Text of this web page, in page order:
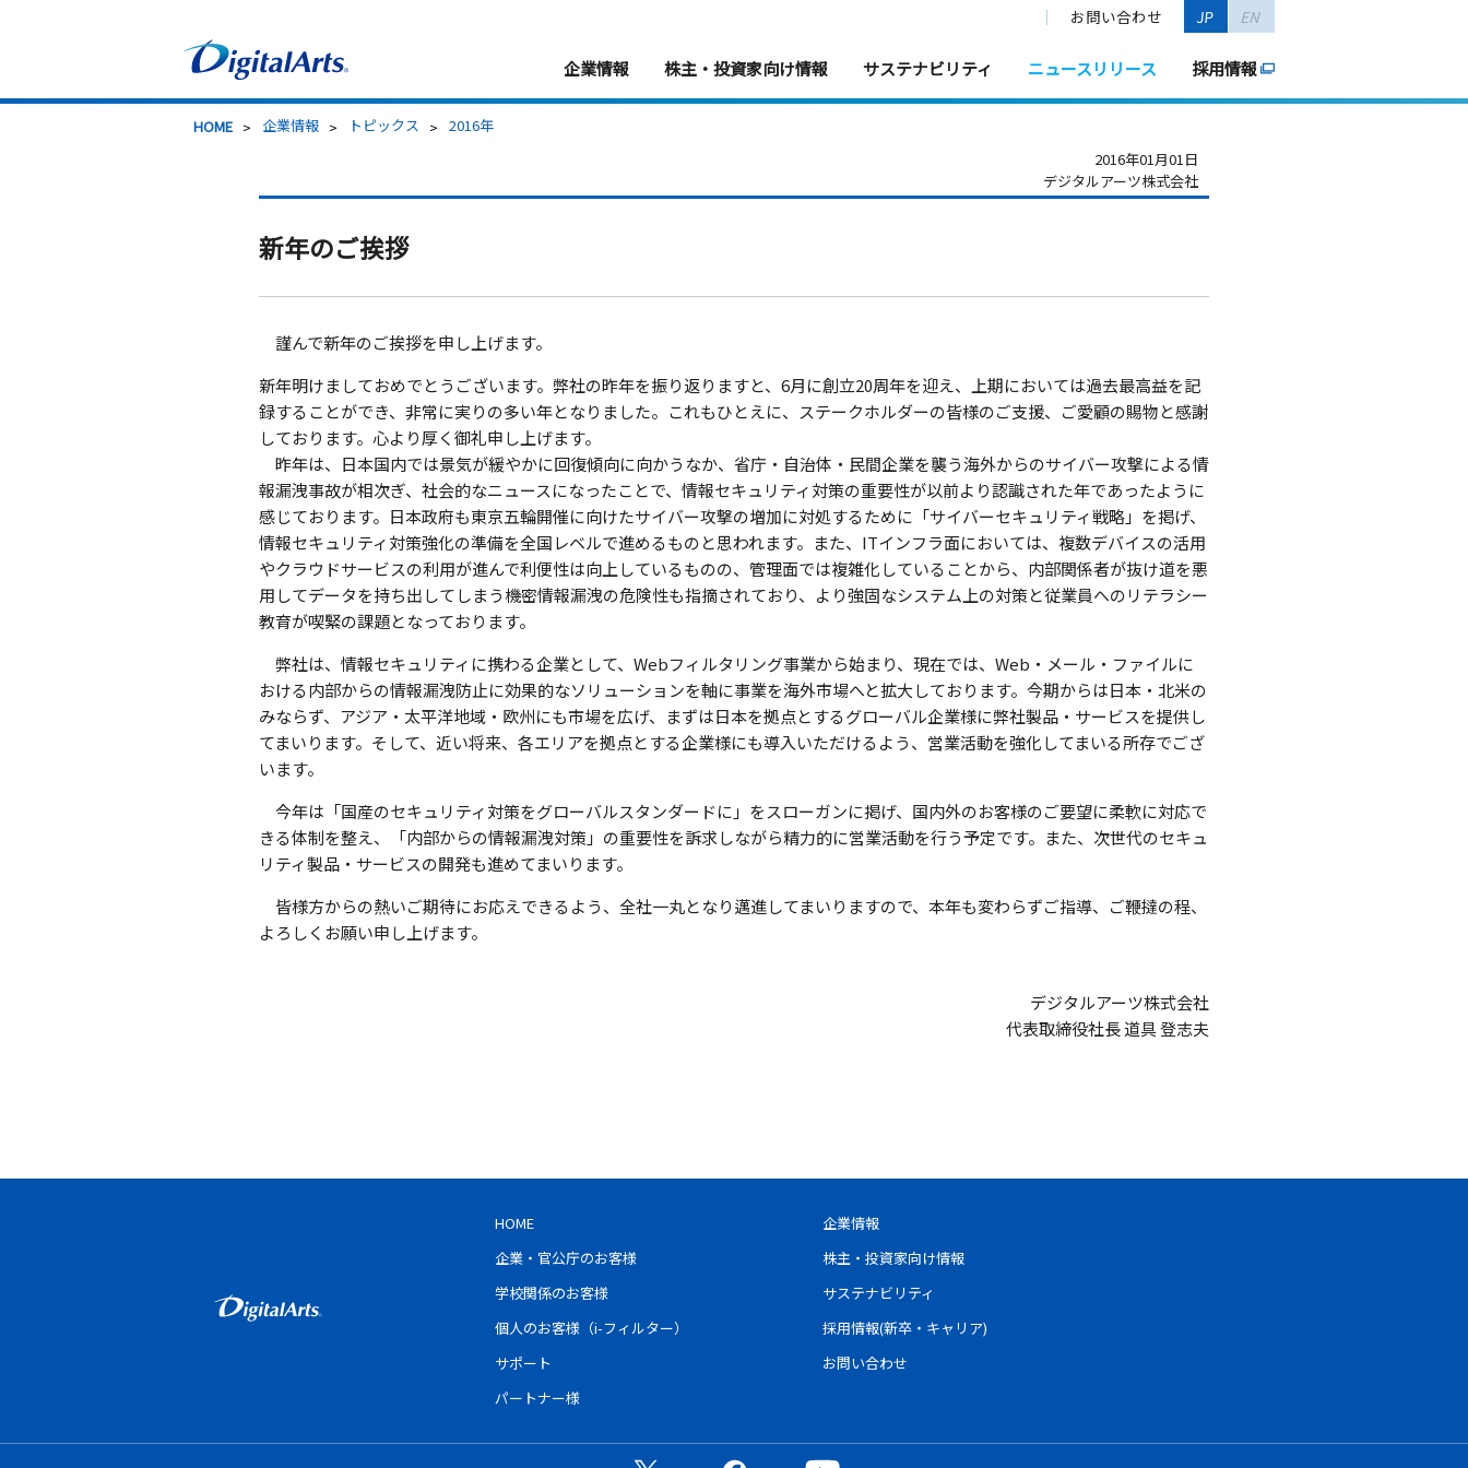
お問い合わせ JP EN
企業情報 株主・投資家向け情報 サステナビリティ ニュースリリース 採用情報
HOME 企業情報 トピックス
2016年
2016年01月01日
デジタルアーツ株式会社
新年のご挨拶
謹んで新年のご挨拶を申し上げます。
新年明けましておめでとうございます。弊社の昨年を振り返りますと、6月に創立20周年を迎え、上期においては過去最高益を記
録することができ、非常に実りの多い年となりました。これもひとえに、ステークホルダーの皆様のご支援、ご愛顧の賜物と感謝
しております。心より厚く御礼申し上げます。
昨年は、日本国内では景気が緩やかに回復傾向に向かうなか、省庁・自治体・民間企業を襲う海外からのサイバー攻撃による情
報漏洩事故が相次ぎ、社会的なニュースになったことで、情報セキュリティ対策の重要性が以前より認識された年であったように
感じております。日本政府も東京五輪開催に向けたサイバー攻撃の増加に対処するために「サイバーセキュリティ戦略」を掲げ、
情報セキュリティ対策強化の準備を全国レベルで進めるものと思われます。また、ITインフラ面においては、複数デバイスの活用
やクラウドサービスの利用が進んで利便性は向上しているものの、管理面では複雑化していることから、内部関係者が抜け道を悪
用してデータを持ち出してしまう機密情報漏洩の危険性も指摘されており、より強固なシステム上の対策と従業員へのリテラシー
教育が喫緊の課題となっております。
弊社は、情報セキュリティに携わる企業として、Webフィルタリング事業から始まり、現在では、Web・メール・ファイルに
おける内部からの情報漏洩防止に効果的なソリューションを軸に事業を海外市場へと拡大しております。今期からは日本・北米の
みならず、アジア・太平洋地域・欧州にも市場を広げ、まずは日本を拠点とするグローバル企業様に弊社製品・サービスを提供し
てまいります。そして、近い将来、各エリアを拠点とする企業様にも導入いただけるよう、営業活動を強化してまいる所存でござ
います。
今年は「国産のセキュリティ対策をグローバルスタンダードに」をスローガンに掲げ、国内外のお客様のご要望に柔軟に対応で
きる体制を整え、「内部からの情報漏洩対策」の重要性を訴求しながら精力的に営業活動を行う予定です。また、次世代のセキュ
リティ製品・サービスの開発も進めてまいります。
皆様方からの熱いご期待にお応えできるよう、全社一丸となり邁進してまいりますので、本年も変わらずご指導、ご鞭撻の程、
よろしくお願い申し上げます。
デジタルアーツ株式会社
代表取締役社長 道具 登志夫
HOME
企業・官公庁のお客様
学校関係のお客様
個人のお客様（i-フィルター）
サポート
パートナー様
企業情報
株主・投資家向け情報
サステナビリティ
採用情報(新卒・キャリア)
お問い合わせ
公式X（旧Twitter）ページ
公式Facebookページ